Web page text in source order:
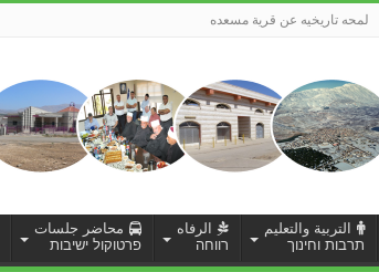
لمحه تاريخيه عن قرية مسعده
التربية والتعليم
תרבות וחינוך
الرفاه
רווחה
محاضر جلسات
פרטוקול ישיבות